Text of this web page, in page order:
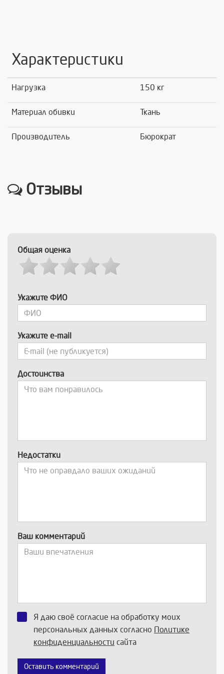
Характеристики
Нагрузка 150 кг
Материал обивки Ткань
Производитель Бюрократ
Отзывы
Общая оценка
Укажите ФИО
Укажите e-mail
Достоинства
Недостатки
Ваш комментарий
Я даю своё согласие на обработку моих
персональных данных согласно Политике
конфиденциальности сайта
Оставить комментарий